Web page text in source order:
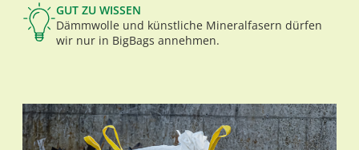
GUT ZU WISSEN
Dämmwolle und künstliche Mineralfasern dürfen
wir nur in BigBags annehmen.